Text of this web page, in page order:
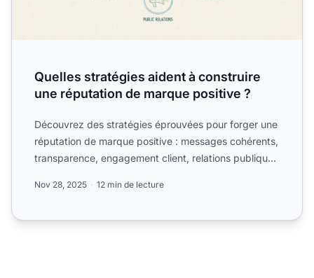
Quelles stratégies aident à construire
une réputation de marque positive ?
Découvrez des stratégies éprouvées pour forger une
réputation de marque positive : messages cohérents,
transparence, engagement client, relations publiques
Nov 28, 2025 12 min de lecture